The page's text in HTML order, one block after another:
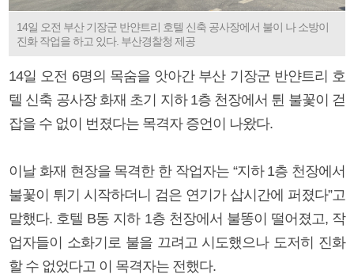
14일 오전 부산 기장군 반얀트리 호텔 신축 공사장에서 불이 나 소방이
진화 작업을 하고 있다. 부산경찰청 제공
14일 오전 6명의 목숨을 앗아간 부산 기장군 반얀트리 호
텔 신축 공사장 화재 초기 지하 1층 천장에서 튄 불꽃이 걷
잡을 수 없이 번졌다는 목격자 증언이 나왔다.
이날 화재 현장을 목격한 한 작업자는 “지하 1층 천장에서
불꽃이 튀기 시작하더니 검은 연기가 삽시간에 퍼졌다”고
말했다. 호텔 B동 지하 1층 천장에서 불똥이 떨어졌고, 작
업자들이 소화기로 불을 끄려고 시도했으나 도저히 진화
할 수 없었다고 이 목격자는 전했다.